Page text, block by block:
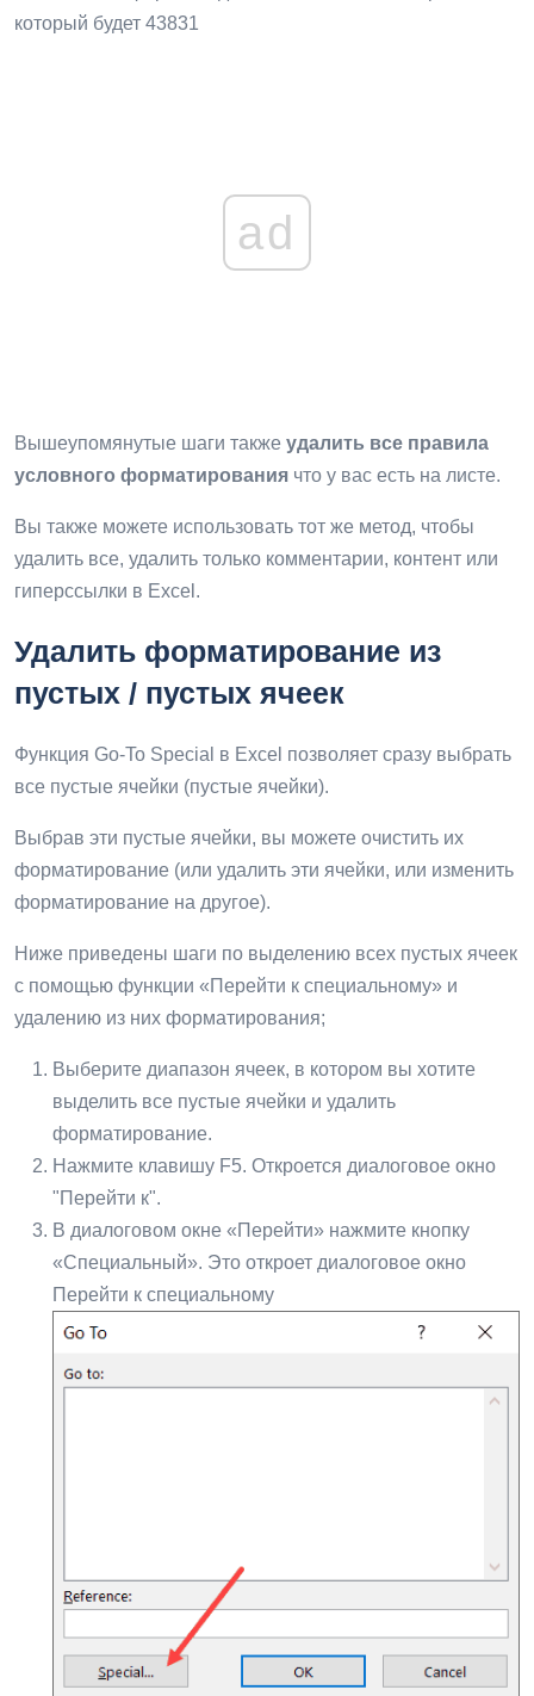
который будет 43831
ad
Вышеупомянутые шаги также удалить все правила
условного форматирования что у вас есть на листе.
Вы также можете использовать тот же метод, чтобы
удалить все, удалить только комментарии, контент или
гиперссылки в Excel.
Удалить форматирование из
пустых / пустых ячеек
Функция Go-To Special в Excel позволяет сразу выбрать
все пустые ячейки (пустые ячейки).
Выбрав эти пустые ячейки, вы можете очистить их
форматирование (или удалить эти ячейки, или изменить
форматирование на другое).
Ниже приведены шаги по выделению всех пустых ячеек
с помощью функции «Перейти к специальному» и
удалению из них форматирования;
Выберите диапазон ячеек, в котором вы хотите
выделить все пустые ячейки и удалить
форматирование.
Нажмите клавишу F5. Откроется диалоговое окно
"Перейти к".
В диалоговом окне «Перейти» нажмите кнопку
«Специальный». Это откроет диалоговое окно
Перейти к специальному